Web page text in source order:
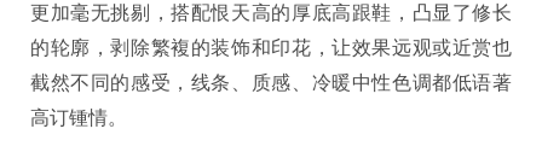
更加毫无挑剔，搭配恨天高的厚底高跟鞋，凸显了修长
的轮廓，剥除繁複的装饰和印花，让效果远观或近赏也
截然不同的感受，线条、质感、冷暖中性色调都低语著
高订锺情。